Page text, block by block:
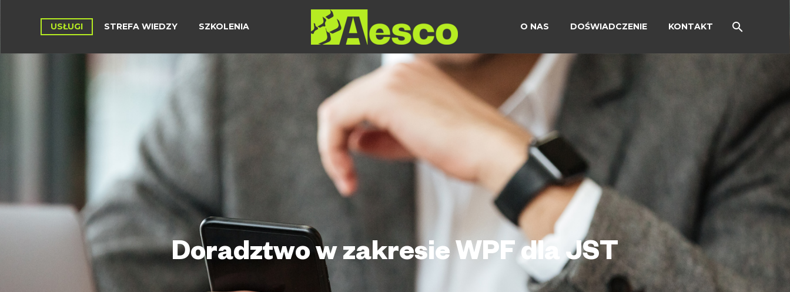
USŁUGI STREFA WIEDZY SZKOLENIA O NAS DOŚWIADCZENIE KONTAKT
Doradztwo w zakresie WPF dla JST